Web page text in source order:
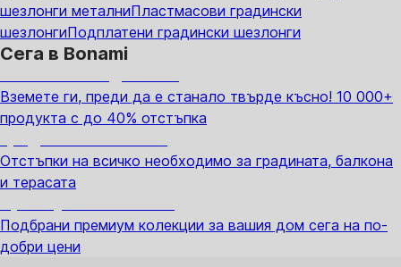
шезлонги металниПластмасови градински
шезлонгиПодплатени градински шезлонги
Сега в Bonami
Вземете ги, преди да е станало твърде късно! 10 000+
продукта с до 40% отстъпка
Отстъпки на всичко необходимо за градината, балкона
и терасата
Подбрани премиум колекции за вашия дом сега на по-
добри цени